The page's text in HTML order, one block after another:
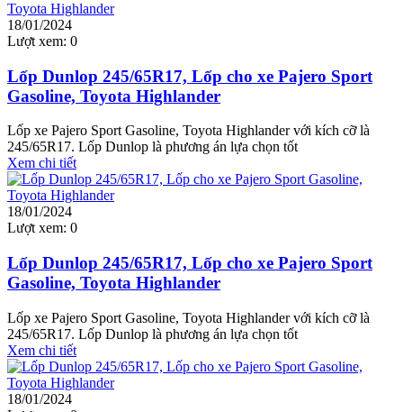
18/01/2024
Lượt xem: 0
Lốp Dunlop 245/65R17, Lốp cho xe Pajero Sport
Gasoline, Toyota Highlander
Lốp xe Pajero Sport Gasoline, Toyota Highlander với kích cỡ là
245/65R17. Lốp Dunlop là phương án lựa chọn tốt
Xem chi tiết
18/01/2024
Lượt xem: 0
Lốp Dunlop 245/65R17, Lốp cho xe Pajero Sport
Gasoline, Toyota Highlander
Lốp xe Pajero Sport Gasoline, Toyota Highlander với kích cỡ là
245/65R17. Lốp Dunlop là phương án lựa chọn tốt
Xem chi tiết
18/01/2024